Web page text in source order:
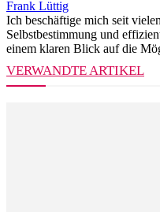
Frank Lüttig
Ich beschäftige mich seit
Selbstbestimmung und
einem klaren Blick auf die
VERWANDTE ARTIKEL